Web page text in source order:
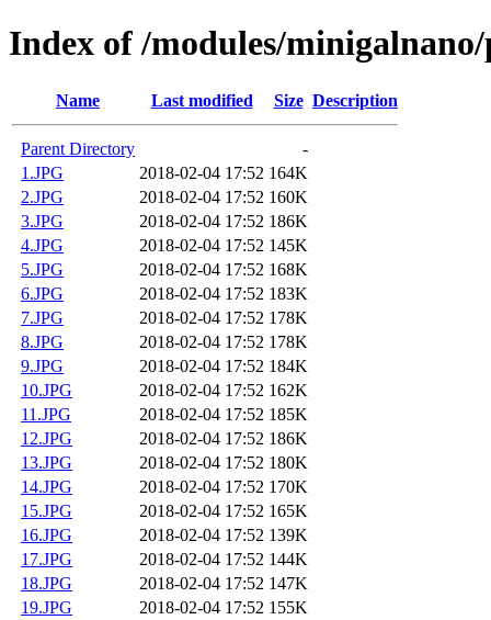
Index of /modules/
Name Last modified Size Description
Parent Directory
-
1.JPG
2018-02-04 17:52 164K
2.JPG
2018-02-04 17:52 160K
3.JPG
2018-02-04 17:52 186K
4.JPG
2018-02-04 17:52 145K
5.JPG
2018-02-04 17:52 168K
6.JPG
2018-02-04 17:52 183K
7.JPG
2018-02-04 17:52 178K
8.JPG
2018-02-04 17:52 178K
9.JPG
2018-02-04 17:52 184K
10.JPG
2018-02-04 17:52 162K
11.JPG
2018-02-04 17:52 185K
12.JPG
2018-02-04 17:52 186K
13.JPG
2018-02-04 17:52 180K
14.JPG
2018-02-04 17:52 170K
15.JPG
2018-02-04 17:52 165K
16.JPG
2018-02-04 17:52 139K
17.JPG
2018-02-04 17:52 144K
18.JPG
2018-02-04 17:52 147K
19.JPG
2018-02-04 17:52 155K